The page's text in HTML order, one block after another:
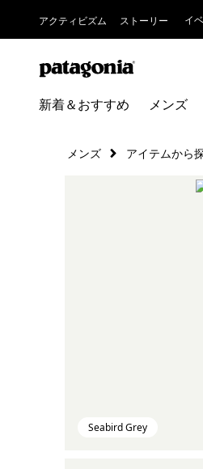
アクティビズム ストーリー イ
新着＆おすすめ メンズ
メンズ アイテムから
Seabird Grey